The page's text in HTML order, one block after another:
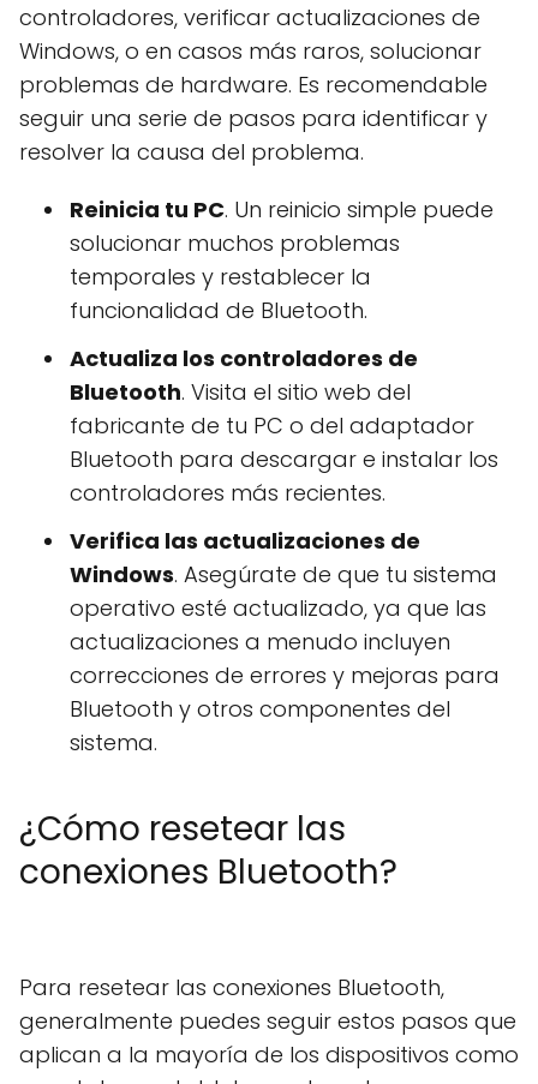
controladores, verificar actualizaciones de
Windows, o en casos más raros, solucionar
problemas de hardware. Es recomendable
seguir una serie de pasos para identificar y
resolver la causa del problema.
Reinicia tu PC. Un reinicio simple puede
solucionar muchos problemas
temporales y restablecer la
funcionalidad de Bluetooth.
Actualiza los controladores de
Bluetooth. Visita el sitio web del
fabricante de tu PC o del adaptador
Bluetooth para descargar e instalar los
controladores más recientes.
Verifica las actualizaciones de
Windows. Asegúrate de que tu sistema
operativo esté actualizado, ya que las
actualizaciones a menudo incluyen
correcciones de errores y mejoras para
Bluetooth y otros componentes del
sistema.
¿Cómo resetear las
conexiones Bluetooth?
Para resetear las conexiones Bluetooth,
generalmente puedes seguir estos pasos que
aplican a la mayoría de los dispositivos como